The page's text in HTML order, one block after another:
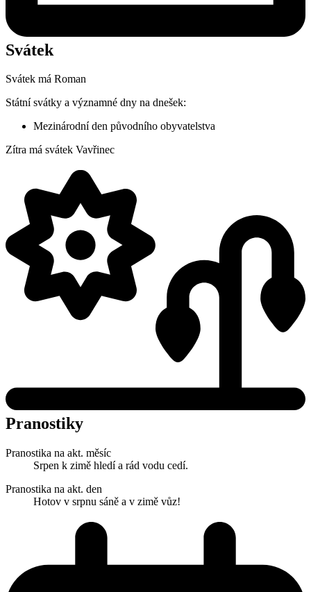
Svátek
Svátek má Roman
Státní svátky a významné dny na dnešek:
Mezinárodní den původního obyvatelstva
Zítra má svátek Vavřinec
Pranostiky
Pranostika na akt. měsíc
Srpen k zimě hledí a rád vodu cedí.
Pranostika na akt. den
Hotov v srpnu sáně a v zimě vůz!